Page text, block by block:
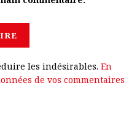
les indésirables. En
de vos commentaires